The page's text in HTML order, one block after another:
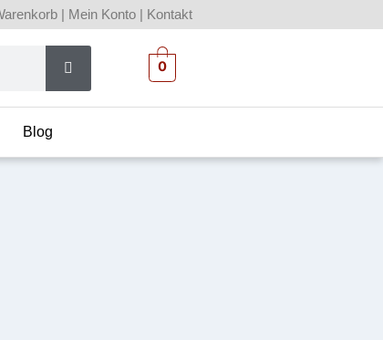
Mein Konto Kontakt
0
Blog